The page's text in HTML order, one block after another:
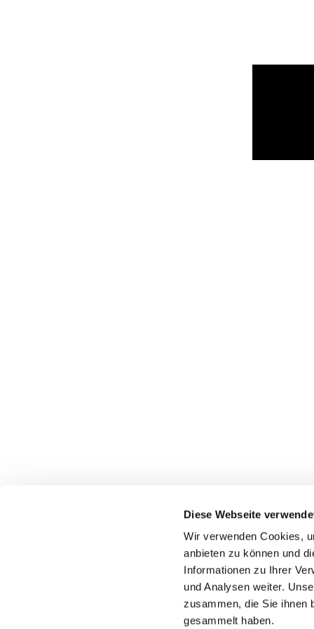
Diese Webseite
Wir verwenden Cookies,
anbieten zu können und
Informationen zu Ihrer
und Analysen weiter.
zusammen, die Sie ihnen
gesammelt haben.
Dietrich-
45739